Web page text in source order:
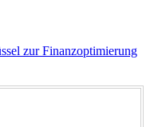
zur Finanzoptimierung